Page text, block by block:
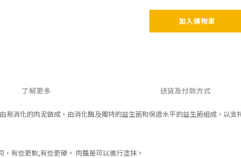
加入購物車
了解更多 送貨及付款方式
消化的肉泥做成，由消化酶及獨特的益生菌和保證水平的益生菌組成，以
有些更軟,有些更硬。 肉醬是可以進行塗抹。